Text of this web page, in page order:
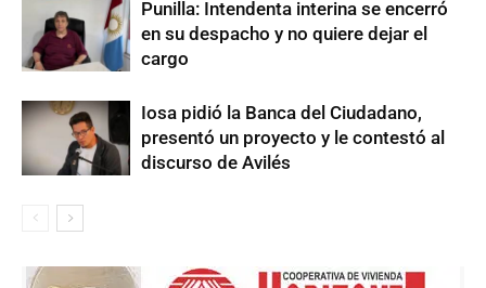
Punilla: Intendenta interina se encerró
en su despacho y no quiere dejar el
cargo
Iosa pidió la Banca del Ciudadano,
presentó un proyecto y le contestó al
discurso de Avilés